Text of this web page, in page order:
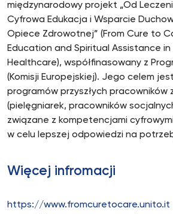
międzynarodowy projekt „Od
Cyfrowa Edukacja i Wsparcie
Opiece Zdrowotnej” (From Cure to
Education and Spiritual Assistance in
Healthcare), współfinasowany z
(Komisji Europejskiej). Jego celem
programów przyszłych pracowników
(pielęgniarek, pracowników
związane z kompetencjami
w celu lepszej odpowiedzi na
Więcej infromacji
https://www.fromcuretocare.unito.it